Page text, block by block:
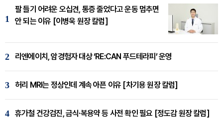
1
팔 들기 어려운 오십견, 통증 줄었다고 운동 멈추면
안 되는 이유 [이병욱 원장 칼럼]
2 리엔에이치, 암경험자 대상 ‘RE:CAN 푸드테라피’ 운영
3 허리 MRI는 정상인데 계속 아픈 이유 [차기용 원장 칼럼]
4 휴가철 건강검진, 금식·복용약 등 사전 확인 필요 [정도감 원장 칼럼]